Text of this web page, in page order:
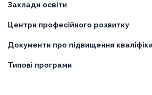
Заклади освіти
Центри професійного розвитку
Документи про підвищення
Типові програми